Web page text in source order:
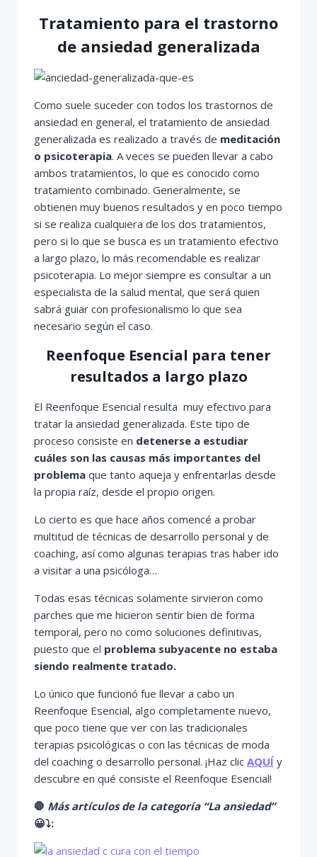
Tratamiento para el trastorno
de ansiedad generalizada
Como suele suceder con todos los trastornos de
ansiedad en general, el tratamiento de ansiedad
generalizada es realizado a través de meditación
o psicoterapia. A veces se pueden llevar a cabo
ambos tratamientos, lo que es conocido como
tratamiento combinado. Generalmente, se
obtienen muy buenos resultados y en poco tiempo
si se realiza cualquiera de los dos tratamientos,
pero si lo que se busca es un tratamiento efectivo
a largo plazo, lo más recomendable es realizar
psicoterapia. Lo mejor siempre es consultar a un
especialista de la salud mental, que será quien
sabrá guiar con profesionalismo lo que sea
necesario según el caso.
Reenfoque Esencial para tener
resultados a largo plazo
El Reenfoque Esencial resulta muy efectivo para
tratar la ansiedad generalizada. Este tipo de
proceso consiste en detenerse a estudiar
cuáles son las causas más importantes del
problema que tanto aqueja y enfrentarlas desde
la propia raíz, desde el propio origen.
Lo cierto es que hace años comencé a probar
multitud de técnicas de desarrollo personal y de
coaching, así como algunas terapias tras haber ido
a visitar a una psicóloga…
Todas esas técnicas solamente sirvieron como
parches que me hicieron sentir bien de forma
temporal, pero no como soluciones definitivas,
puesto que el problema subyacente no estaba
siendo realmente tratado.
Lo único que funcionó fue llevar a cabo un
Reenfoque Esencial, algo completamente nuevo,
que poco tiene que ver con las tradicionales
terapias psicológicas o con las técnicas de moda
del coaching o desarrollo personal. ¡Haz clic AQUÍ y
descubre en qué consiste el Reenfoque Esencial!
🛑 Más artículos de la categoría “La ansiedad”
😀⤵️: